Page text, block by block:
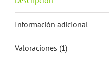
Información adicional
Valoraciones (1)